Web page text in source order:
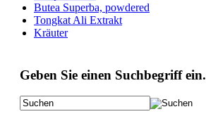
Butea Superba, powdered
Tongkat Ali Extrakt
Kräuter
Geben Sie einen Suchbegriff ein.